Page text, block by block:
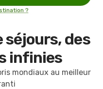
?
séjours, des
infinies
mondiaux au meilleur